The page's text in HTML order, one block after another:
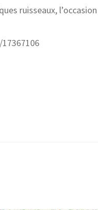
ruisseaux, l’occasion